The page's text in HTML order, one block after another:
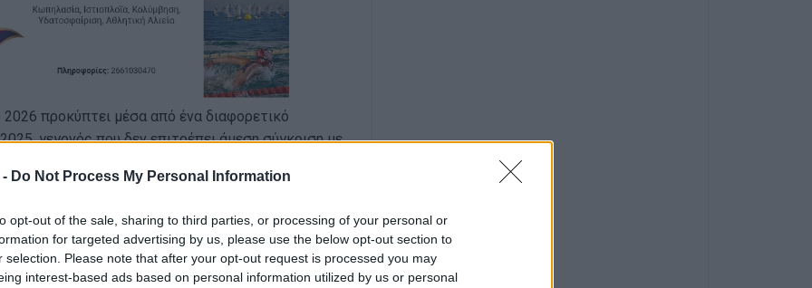
Do Not Process My Personal Information
opt-out of the sale, sharing to third parties, or processing of your personal or
for targeted advertising by us, please use the below opt-out section to
selection. Please note that after your opt-out request is processed you may
interest-based ads based on personal information utilized by us or personal
προκύπτει μέσα από ένα διαφορετικό
γεγονός που δεν επιτρέπει άμεση σύγκριση με
επιμέρους προβλήματα. Το 2025 το Υπουργείο
πανελλαδική αξιολόγηση βασισμένη κυρίως σε
κατάταξη δήμων και ανέδειξε τους
Νότιας Κέρκυρας– σε χαμηλές θέσεις, ιδίως λόγω
Το 2026, αντί αυτής της εφάπαξ αξιολόγησης,
μέσω του ψηφιακού κόμβου